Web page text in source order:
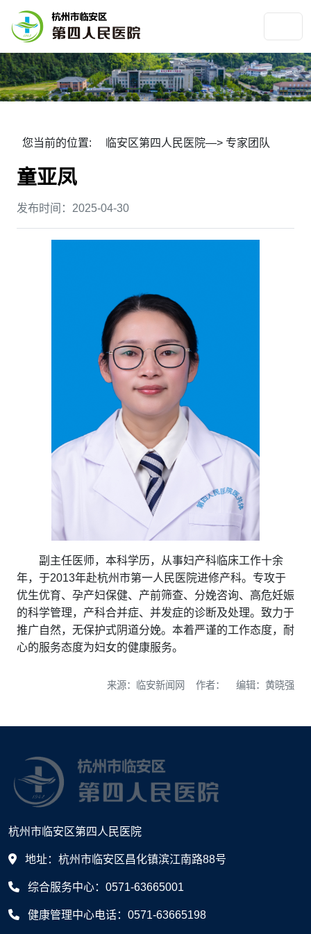
您当前的位置: 临安区第四人民医院—> 专家团队
童亚凤
发布时间：2025-04-30
副主任医师，本科学历，从事妇产科临床工作十余
年，于2013年赴杭州市第一人民医院进修产科。专攻于
优生优育、孕产妇保健、产前筛查、分娩咨询、高危妊娠
的科学管理，产科合并症、并发症的诊断及处理。致力于
推广自然，无保护式阴道分娩。本着严谨的工作态度，耐
心的服务态度为妇女的健康服务。
来源：临安新闻网 作者： 编辑：黄晓强
杭州市临安区第四人民医院
地址：杭州市临安区昌化镇滨江南路88号
综合服务中心：0571-63665001
健康管理中心电话：0571-63665198